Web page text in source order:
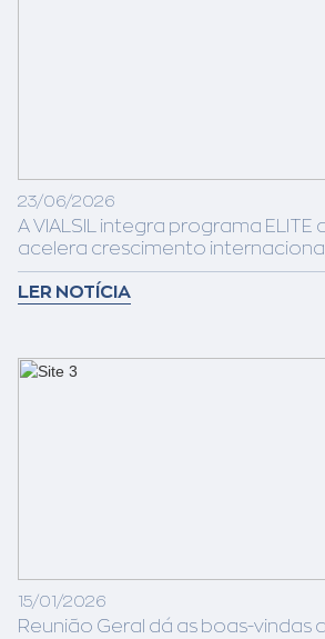
23/06/2026
A VIALSIL integra programa ELITE
acelera crescimento internacional
LER NOTÍCIA
15/01/2026
Reunião Geral dá as boas-vindas a